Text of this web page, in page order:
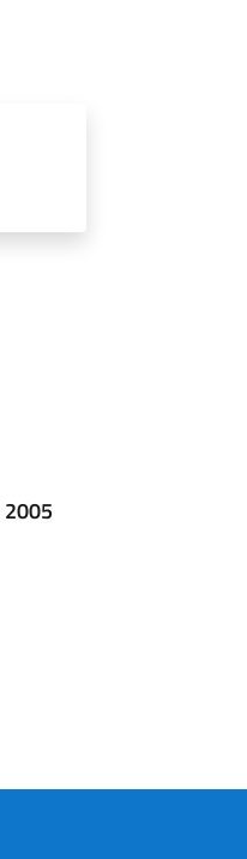
2005